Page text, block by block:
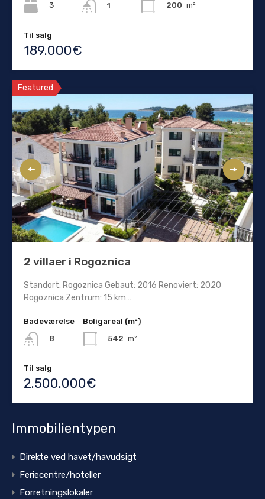
3
1
200 m²
Til salg
189.000€
Featured
2 villaer i Rogoznica
Standort: Rogoznica Gebaut: 2016 Renoviert: 2020
Rogoznica Zentrum: 15 km…
Badeværelse
8
Boligareal (m²)
542 m²
Til salg
2.500.000€
Immobilientypen
Direkte ved havet/havudsigt
Feriecentre/hoteller
Forretningslokaler